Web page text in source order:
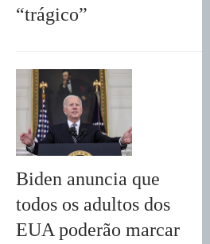
“trágico”
Biden anuncia que
todos os adultos dos
EUA poderão marcar